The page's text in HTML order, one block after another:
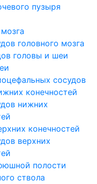
пузыря
головного мозга
головы и шеи
сосудов
конечностей
нижних
конечностей
верхних
полости
ствола